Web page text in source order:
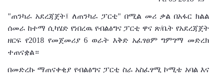
"ጠንካራ አደረጃጀት፤ ለጠንካራ ፓርቲ" በሚል መሪ ቃል በአፋር ክልል
ሰመራ ከተማ ሲካሄድ የነበረዉ የብልፅግና ፓርቲ ዋና ጽ/ቤት የአደረጃጀት
ዘርፍ የ2018 የመጀመሪያ 6 ወራት እቅድ አፈፃፀም ግምገማ መድረክ
ተጠናቋል።
በመድረኩ ማጠናቀቂያ የብልፅግና ፓርቲ ስራ አስፈፃሚ ኮሚቴ አባል እና